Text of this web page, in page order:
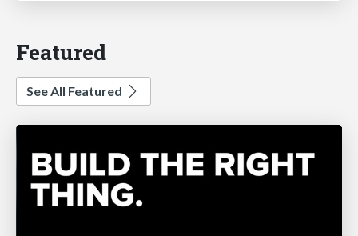
Featured
See All Featured